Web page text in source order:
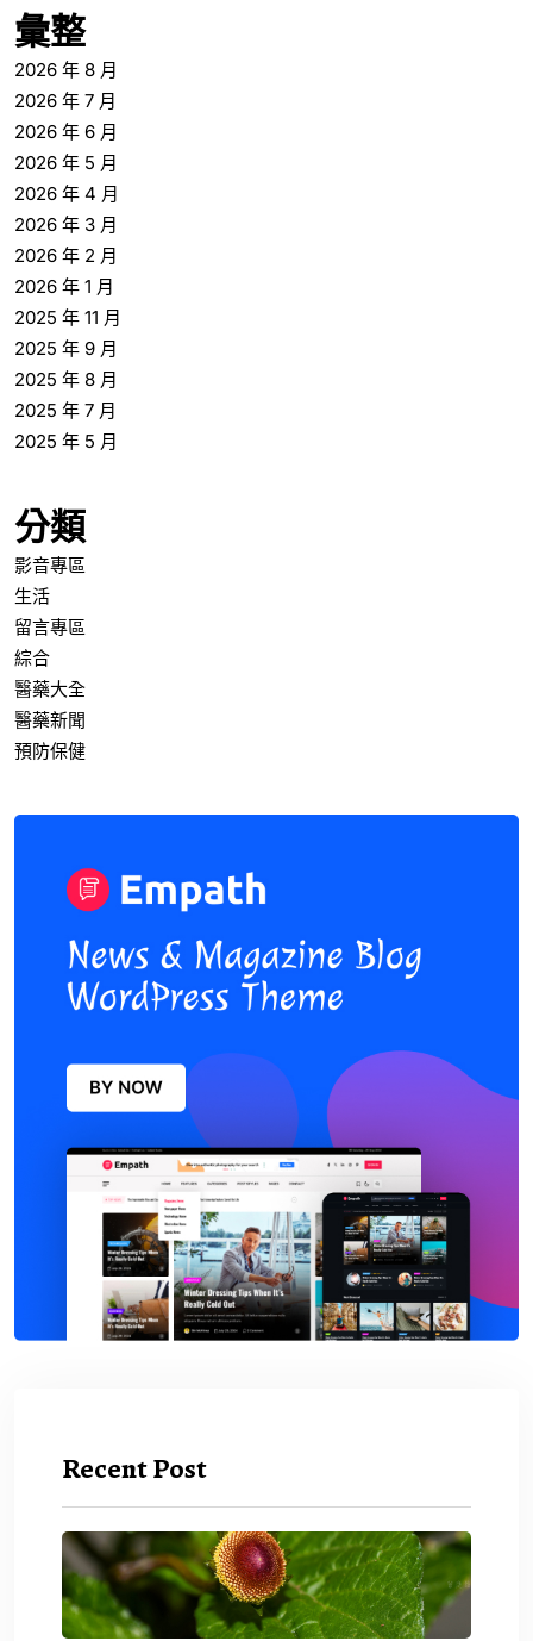
彙整
2026 年 8 月
2026 年 7 月
2026 年 6 月
2026 年 5 月
2026 年 4 月
2026 年 3 月
2026 年 2 月
2026 年 1 月
2025 年 11 月
2025 年 9 月
2025 年 8 月
2025 年 7 月
2025 年 5 月
分類
影音專區
生活
留言專區
綜合
醫藥大全
醫藥新聞
預防保健
Recent Post